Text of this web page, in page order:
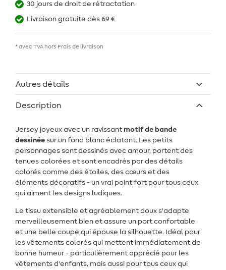
30 jours de droit de rétractation
Livraison gratuite dès 69 €
* avec TVA hors Frais de livraison
Autres détails
Description
Jersey joyeux avec un ravissant motif de bande
dessinée sur un fond blanc éclatant. Les petits
personnages sont dessinés avec amour, portent des
tenues colorées et sont encadrés par des détails
colorés comme des étoiles, des cœurs et des
éléments décoratifs - un vrai point fort pour tous ceux
qui aiment les designs ludiques.
Le tissu extensible et agréablement doux s'adapte
merveilleusement bien et assure un port confortable
et une belle coupe qui épouse la silhouette. Idéal pour
les vêtements colorés qui mettent immédiatement de
bonne humeur - particulièrement apprécié pour les
vêtements d'enfants, mais aussi pour tous ceux qui